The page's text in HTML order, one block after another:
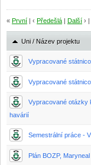
« První | ‹ Předešlá | Další › |
Uni / Název projektu
Vypracované
Vypracované
Vypracované otázky
havárií
Semestrální práce -
Plán BOZP,